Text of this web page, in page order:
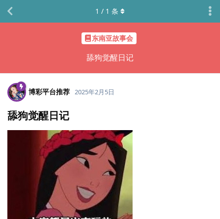
东南亚故事会
舔狗觉醒日记
1 / 1 条
博彩平台推荐 2025年2月5日
舔狗觉醒日记